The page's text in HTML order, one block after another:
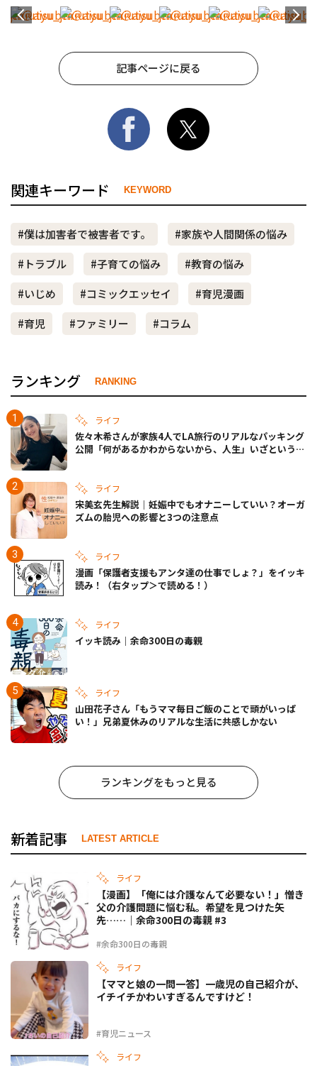
記事ページに戻る
関連キーワード KEYWORD
#僕は加害者で被害者です。
#家族や人間関係の悩み
#トラブル
#子育ての悩み
#教育の悩み
#いじめ
#コミックエッセイ
#育児漫画
#育児
#ファミリー #コラム
ランキング RANKING
ライフ
佐々木希さんが家族4人でLA旅行のリアルなパッキング
公開「何があるかわからないから、人生」いざというと
ライフ
宋美玄先生解説｜妊娠中でもオナニーしていい？オーガ
ズムの胎児への影響と3つの注意点
ライフ
漫画「保護者支援もアンタ達の仕事でしょ？」をイッキ
読み！（右タップ＞で読める！）
ライフ
イッキ読み｜余命300日の毒親
ライフ
山田花子さん「もうママ毎日ご飯のことで頭がいっぱ
い！」兄弟夏休みのリアルな生活に共感しかない
ランキングをもっと見る
新着記事 LATEST ARTICLE
ライフ
#余命300日の毒親
【漫画】「俺には介護なんて必要ない！」憎き
父の介護問題に悩む私。希望を見つけた矢
先……｜余命300日の毒親 #3
ライフ
#育児ニュース
【ママと娘の一問一答】一歳児の自己紹介が、
イチイチかわいすぎるんですけど！
ライフ